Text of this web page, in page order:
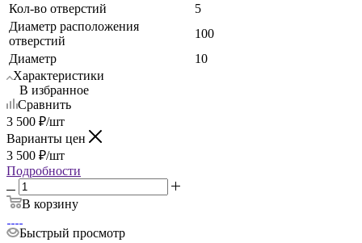
Кол-во отверстий
5
Диаметр расположения
отверстий
100
Диаметр
10
Характеристики
В избранное
Сравнить
3 500 ₽/шт
Варианты цен
3 500 ₽/шт
Подробности
В корзину
Быстрый просмотр